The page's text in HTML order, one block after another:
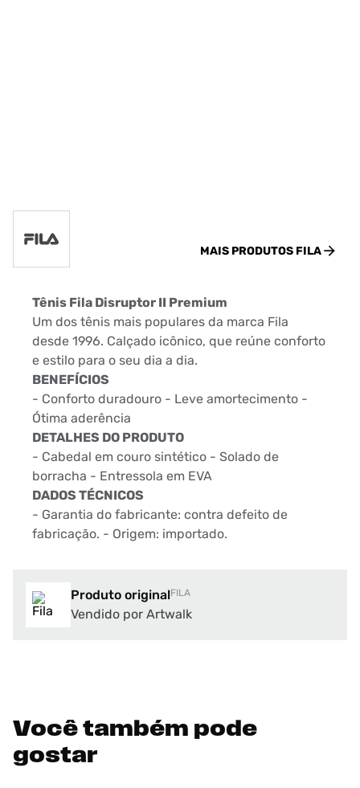
MAIS PRODUTOS FILA
Tênis Fila Disruptor II Premium
Um dos tênis mais populares da marca Fila
desde 1996. Calçado icônico, que reúne conforto
e estilo para o seu dia a dia.
BENEFÍCIOS
- Conforto duradouro - Leve amortecimento -
Ótima aderência
DETALHES DO PRODUTO
- Cabedal em couro sintético - Solado de
borracha - Entressola em EVA
DADOS TÉCNICOS
- Garantia do fabricante: contra defeito de
fabricação. - Origem: importado.
Produto originalFILA
Vendido por Artwalk
Você também pode
gostar